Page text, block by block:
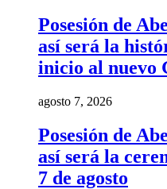
Posesión de
así será la
inicio al nuevo
agosto 7, 2026
Posesión de
así será la
7 de agosto